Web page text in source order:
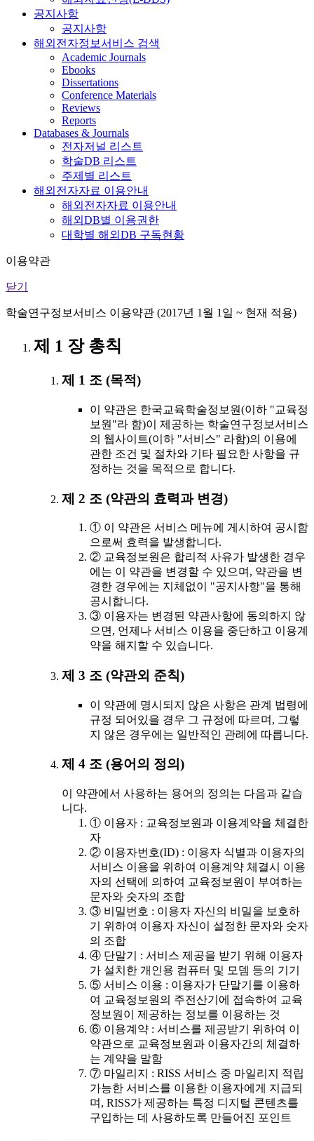
공지사항
공지사항
해외전자정보서비스 검색
Academic Journals
Ebooks
Dissertations
Conference Materials
Reviews
Reports
Databases & Journals
전자저널 리스트
학술DB 리스트
주제별 리스트
해외전자자료 이용안내
해외전자자료 이용안내
해외DB별 이용권한
대학별 해외DB 구독현황
이용약관
닫기
학술연구정보서비스 이용약관 (2017년 1월 1일 ~ 현재 적용)
제 1 장 총칙
제 1 조 (목적)
이 약관은 한국교육학술정보원(이하 "교육정
보원"라 함)이 제공하는 학술연구정보서비스
의 웹사이트(이하 "서비스" 라함)의 이용에
관한 조건 및 절차와 기타 필요한 사항을 규
정하는 것을 목적으로 합니다.
제 2 조 (약관의 효력과 변경)
① 이 약관은 서비스 메뉴에 게시하여 공시함
으로써 효력을 발생합니다.
② 교육정보원은 합리적 사유가 발생한 경우
에는 이 약관을 변경할 수 있으며, 약관을 변
경한 경우에는 지체없이 "공지사항"을 통해
공시합니다.
③ 이용자는 변경된 약관사항에 동의하지 않
으면, 언제나 서비스 이용을 중단하고 이용계
약을 해지할 수 있습니다.
제 3 조 (약관외 준칙)
이 약관에 명시되지 않은 사항은 관계 법령에
규정 되어있을 경우 그 규정에 따르며, 그렇
지 않은 경우에는 일반적인 관례에 따릅니다.
제 4 조 (용어의 정의)
이 약관에서 사용하는 용어의 정의는 다음과 같습
니다.
① 이용자 : 교육정보원과 이용계약을 체결한
자
② 이용자번호(ID) : 이용자 식별과 이용자의
서비스 이용을 위하여 이용계약 체결시 이용
자의 선택에 의하여 교육정보원이 부여하는
문자와 숫자의 조합
③ 비밀번호 : 이용자 자신의 비밀을 보호하
기 위하여 이용자 자신이 설정한 문자와 숫자
의 조합
④ 단말기 : 서비스 제공을 받기 위해 이용자
가 설치한 개인용 컴퓨터 및 모뎀 등의 기기
⑤ 서비스 이용 : 이용자가 단말기를 이용하
여 교육정보원의 주전산기에 접속하여 교육
정보원이 제공하는 정보를 이용하는 것
⑥ 이용계약 : 서비스를 제공받기 위하여 이
약관으로 교육정보원과 이용자간의 체결하
는 계약을 말함
⑦ 마일리지 : RISS 서비스 중 마일리지 적립
가능한 서비스를 이용한 이용자에게 지급되
며, RISS가 제공하는 특정 디지털 콘텐츠를
구입하는 데 사용하도록 만들어진 포인트